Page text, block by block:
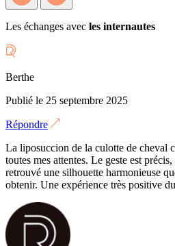
Les échanges avec les internautes
Berthe
Publié le 25 septembre 2025
Répondre
La liposuccion de la culotte de cheval
toutes mes attentes. Le geste est
retrouvé une silhouette harmonieuse
obtenir. Une expérience très positive